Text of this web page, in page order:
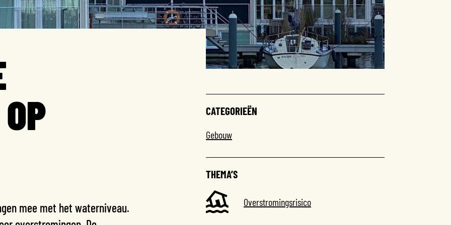
mee met het waterniveau.
CATEGORIEËN
Gebouw
THEMA’S
Overstromingsrisico